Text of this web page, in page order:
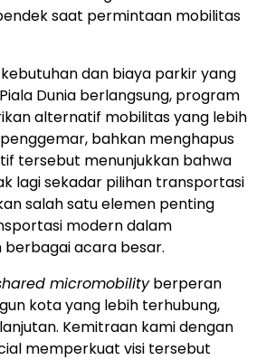
saat permintaan mobilitas
dan biaya parkir yang
Dunia berlangsung, program
alternatif mobilitas yang lebih
bahkan menghapus
tersebut menunjukkan bahwa
lagi sekadar pilihan transportasi
salah satu elemen penting
modern dalam
acara besar.
micromobilityberperan
kota yang lebih terhubung,
Kemitraan kami dengan
memperkuat visi tersebut